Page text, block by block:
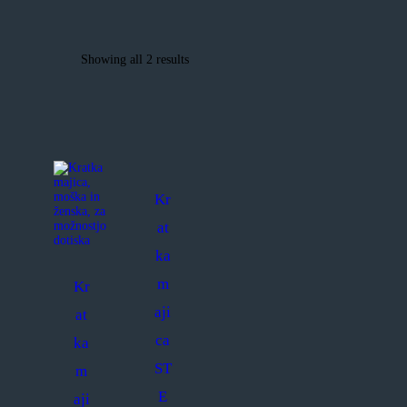
Showing all 2 results
Kr
at
ka
m
aji
Kr
at
ka
m
aji
ca
ST
E